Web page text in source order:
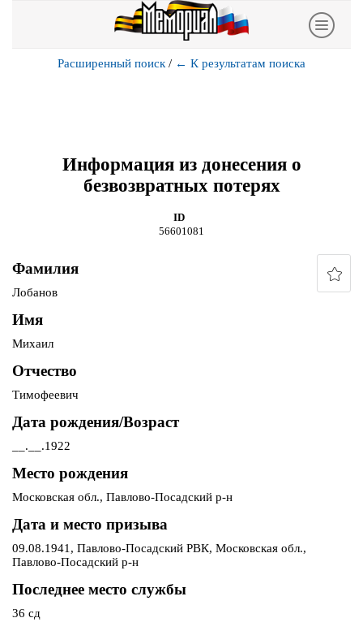
Расширенный поиск / ← К результатам поиска
Информация из донесения о
безвозвратных потерях
ID
56601081
Фамилия
Лобанов
Имя
Михаил
Отчество
Тимофеевич
Дата рождения/Возраст
__.__.1922
Место рождения
Московская обл., Павлово-Посадский р-н
Дата и место призыва
09.08.1941, Павлово-Посадский РВК, Московская обл.,
Павлово-Посадский р-н
Последнее место службы
36 сд